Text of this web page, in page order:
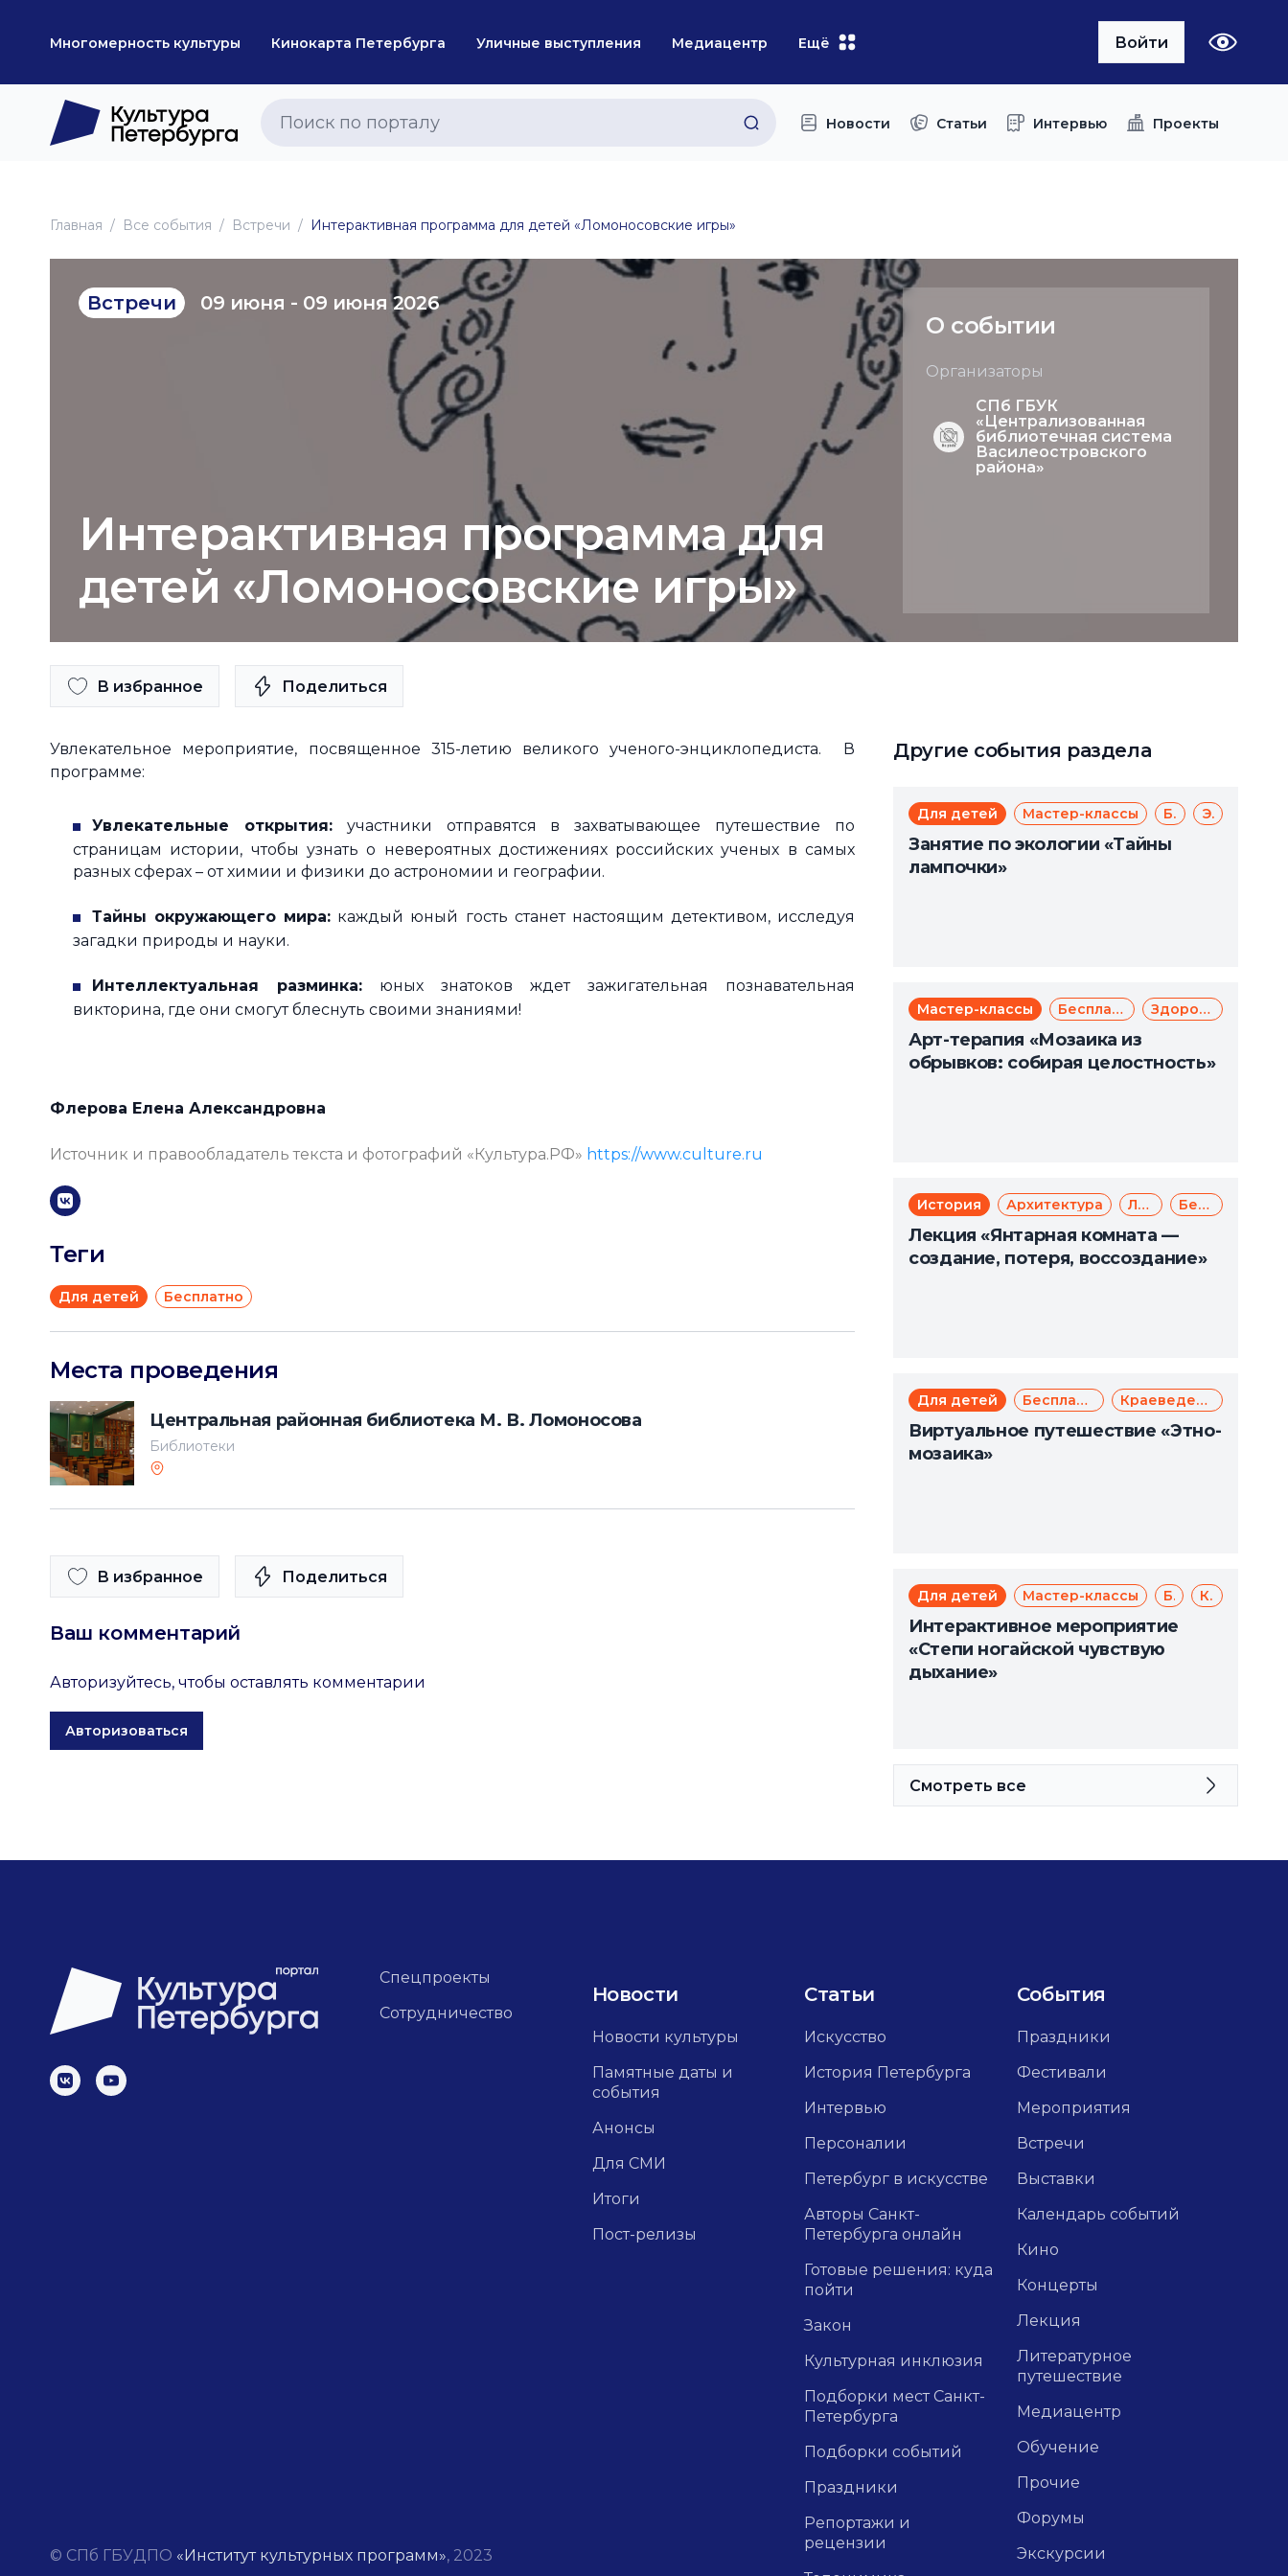
Многомерность культуры Кинокарта Петербурга Уличные выступления Медиацентр Ещё Войти
Новости Статьи Интервью Проекты
Главная Все события Встречи Интерактивная программа для детей «Ломоносовские игры»
Встречи 09 июня - 09 июня 2026
Интерактивная программа для
детей «Ломоносовские игры»
О событии
Организаторы
СПб ГБУК
«Централизованная
библиотечная система
Василеостровского
района»
В избранное Поделиться
Увлекательное мероприятие, посвященное 315-летию великого ученого-энциклопедиста. В
программе:
Увлекательные открытия:участники отправятся в захватывающее путешествие по
страницам истории, чтобы узнать о невероятных достижениях российских ученых в самых
разных сферах – от химии и физики до астрономии и географии.
Тайны окружающего мира: каждый юный гость станет настоящим детективом, исследуя
загадки природы и науки.
Интеллектуальная разминка: юных знатоков ждет зажигательная познавательная
викторина, где они смогут блеснуть своими знаниями!
Флерова Елена Александровна
Источник и правообладатель текста и фотографий «Культура.РФ» https://www.culture.ru
Теги
Для детей Бесплатно
Места проведения
Центральная районная библиотека М. В. Ломоносова
Библиотеки
В избранное Поделиться
Ваш комментарий
Авторизуйтесь, чтобы оставлять комментарии
Авторизоваться
Другие события раздела
Для детей Мастер-классы Бесплатно Экология
Занятие по экологии «Тайны
лампочки»
Мастер-классы Бесплатно Здоровье
Арт-терапия «Мозаика из
обрывков: собирая целостность»
История Архитектура Лекции Бесплатно
Лекция «Янтарная комната —
создание, потеря, воссоздание»
Для детей Бесплатно Краеведение
Виртуальное путешествие «Этно-
мозаика»
Для детей Мастер-классы Бесплатно Краеведение
Интерактивное мероприятие
«Степи ногайской чувствую
дыхание»
Смотреть все
Спецпроекты
Сотрудничество
Новости
Новости культуры
Памятные даты и
события
Анонсы
Для СМИ
Итоги
Пост-релизы
Статьи
Искусство
История Петербурга
Интервью
Персоналии
Петербург в искусстве
Авторы Санкт-
Петербурга онлайн
Готовые решения: куда
пойти
Закон
Культурная инклюзия
Подборки мест Санкт-
Петербурга
Подборки событий
Праздники
Репортажи и
рецензии
События
Праздники
Фестивали
Мероприятия
Встречи
Выставки
Календарь событий
Кино
Концерты
Лекция
Литературное
путешествие
Медиацентр
Обучение
Прочие
Форумы
Экскурсии
© СПб ГБУДПО «Институт культурных программ», 2023